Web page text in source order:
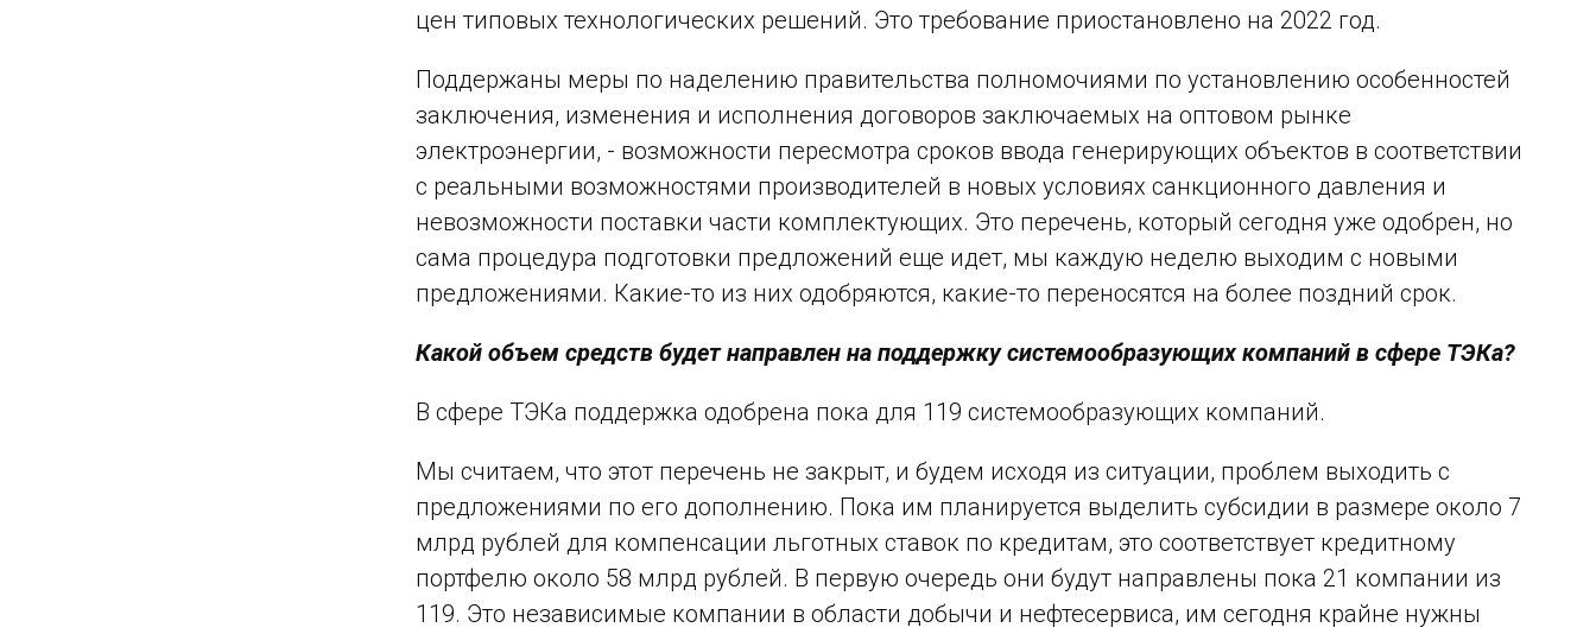
цен типовых технологических решений. Это требование приостановлено на 2022 год.
Поддержаны меры по наделению правительства полномочиями по установлению особенностей
заключения, изменения и исполнения договоров заключаемых на оптовом рынке
электроэнергии, - возможности пересмотра сроков ввода генерирующих объектов в соответствии
с реальными возможностями производителей в новых условиях санкционного давления и
невозможности поставки части комплектующих. Это перечень, который сегодня уже одобрен, но
сама процедура подготовки предложений еще идет, мы каждую неделю выходим с новыми
предложениями. Какие-то из них одобряются, какие-то переносятся на более поздний срок.
Какой объем средств будет направлен на поддержку системообразующих компаний в сфере ТЭКа?
В сфере ТЭКа поддержка одобрена пока для 119 системообразующих компаний.
Мы считаем, что этот перечень не закрыт, и будем исходя из ситуации, проблем выходить с
предложениями по его дополнению. Пока им планируется выделить субсидии в размере около 7
млрд рублей для компенсации льготных ставок по кредитам, это соответствует кредитному
портфелю около 58 млрд рублей. В первую очередь они будут направлены пока 21 компании из
119. Это независимые компании в области добычи и нефтесервиса, им сегодня крайне нужны